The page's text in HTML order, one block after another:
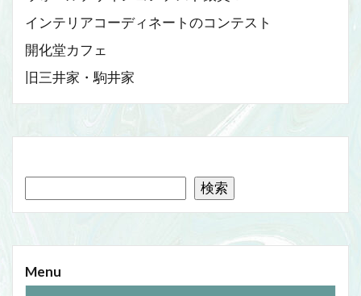
インテリアコーディネートのコンテスト
開化堂カフェ
旧三井家・駒井家
検索
Menu